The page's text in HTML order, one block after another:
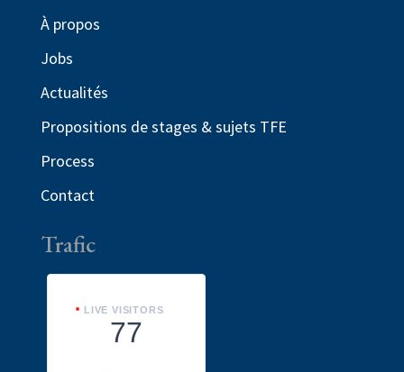
À propos
Jobs
Actualités
Propositions de stages & sujets TFE
Process
Contact
Trafic
LIVE VISITORS
77